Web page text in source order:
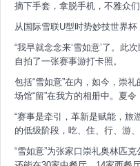
摘下手套，拿脱手机，不雅众
从国际雪联U型时势妙技世界
“我早就念念来‘雪如意’了。此
自拍了一张赛事游打卡照。
包括“雪如意”在内，如今，崇
场馆“留”在我方的相册中。夏
“赛事是牵引，革新是赋能，旅
的低级阶段，吃、住、行、游
“雪如意”为张家口崇礼奥林匹